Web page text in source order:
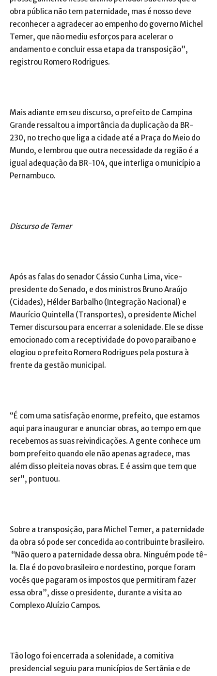
obra pública não tem paternidade, mas é nosso deve
reconhecer a agradecer ao empenho do governo Michel
Temer, que não mediu esforços para acelerar o
andamento e concluir essa etapa da transposição”,
registrou Romero Rodrigues.
Mais adiante em seu discurso, o prefeito de Campina
Grande ressaltou a importância da duplicação da BR-
230, no trecho que liga a cidade até a Praça do Meio do
Mundo, e lembrou que outra necessidade da região é a
igual adequação da BR-104, que interliga o município a
Pernambuco.
Discurso de Temer
Após as falas do senador Cássio Cunha Lima, vice-
presidente do Senado, e dos ministros Bruno Araújo
(Cidades), Hélder Barbalho (Integração Nacional) e
Maurício Quintella (Transportes), o presidente Michel
Temer discursou para encerrar a solenidade. Ele se disse
emocionado com a receptividade do povo paraibano e
elogiou o prefeito Romero Rodrigues pela postura à
frente da gestão municipal.
“É com uma satisfação enorme, prefeito, que estamos
aqui para inaugurar e anunciar obras, ao tempo em que
recebemos as suas reivindicações. A gente conhece um
bom prefeito quando ele não apenas agradece, mas
além disso pleiteia novas obras. E é assim que tem que
ser”, pontuou.
Sobre a transposição, para Michel Temer, a paternidade
da obra só pode ser concedida ao contribuinte brasileiro.
“Não quero a paternidade dessa obra. Ninguém pode tê-
la. Ela é do povo brasileiro e nordestino, porque foram
vocês que pagaram os impostos que permitiram fazer
essa obra”, disse o presidente, durante a visita ao
Complexo Aluízio Campos.
Tão logo foi encerrada a solenidade, a comitiva
presidencial seguiu para municípios de Sertânia e de